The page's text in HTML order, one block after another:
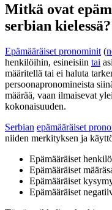
Mitkä ovat
serbian kielessä?
Epämääräiset pronominit(
henkilöihin, esineisiin tai
määritellä tai ei haluta
persoonapronomineista
määrää, vaan ilmaisevat
kokonaisuuden.
Serbian epämääräiset
niiden merkityksen ja
Epämääräiset
Epämääräiset
Epämääräiset
Epämääräiset